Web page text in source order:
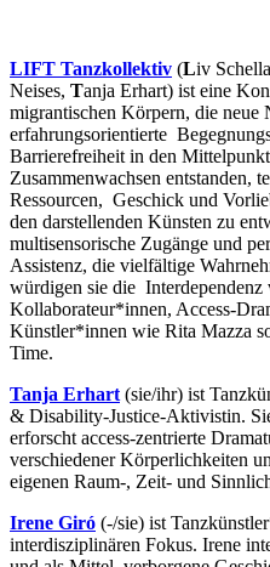
LIFT Tanzkollektiv (Liv
Neises, Tanja Erhart) ist eine
migrantischen Körpern, die neue
erfahrungsorientierte
Barrierefreiheit in den
Zusammenwachsen entstanden,
Ressourcen, Geschick und
den darstellenden Künsten zu
multisensorische Zugänge und
Assistenz, die vielfältige
würdigen sie die
Kollaborateur*innen, Access-
Künstler*innen wie Rita Mazza
Time.
Tanja Erhart (sie/ihr) ist
& Disability-Justice-Aktivistin.
erforscht access-zentrierte
verschiedener Körperlichkeiten
eigenen Raum-, Zeit- und
Irene Giró (-/sie) ist
interdisziplinären Fokus. Irene